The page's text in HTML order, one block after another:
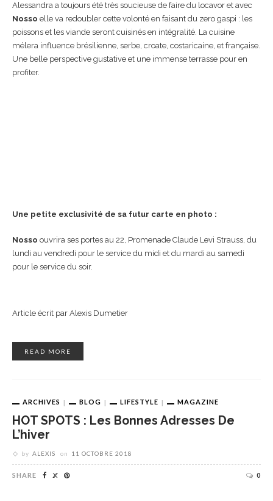
Alessandra a toujours été très soucieuse de faire du locavor et avec
Nosso elle va redoubler cette volonté en faisant du zero gaspi : les
poissons et les viande seront cuisinés en intégralité. La cuisine
mélera influence brésilienne, serbe, croate, costaricaine, et française.
Une belle perspective gustative et une immense terrasse pour en
profiter.
Une petite exclusivité de sa futur carte en photo :
Nosso ouvrira ses portes au 22, Promenade Claude Levi Strauss, du
lundi au vendredi pour le service du midi et du mardi au samedi
pour le service du soir.
Article écrit par Alexis Dumetier
READ MORE
ARCHIVES BLOG LIFESTYLE MAGAZINE
HOT SPOTS : Les Bonnes Adresses De
L’hiver
by ALEXIS on 11 OCTOBRE 2018
SHARE 0